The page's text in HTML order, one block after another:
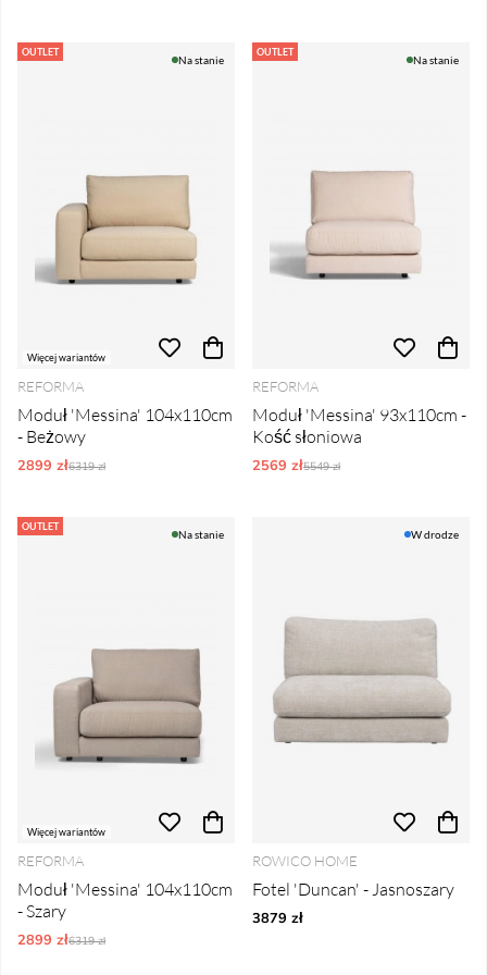
OUTLET
Więcej wariantów
Na stanie
REFORMA
Moduł 'Messina' 104x110cm
- Beżowy
2899 złOrdynarne ceny:
6319 zł
OUTLET
Na stanie
REFORMA
Moduł 'Messina' 93x110cm -
Kość słoniowa
2569 złOrdynarne ceny:
5549 zł
OUTLET
Więcej wariantów
Na stanie
REFORMA
Moduł 'Messina' 104x110cm
- Szary
2899 złOrdynarne ceny:
6319 zł
W drodze
ROWICO HOME
Fotel 'Duncan' - Jasnoszary
3879 zł